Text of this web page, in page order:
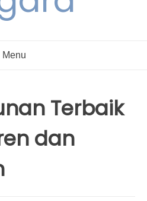
Menu
Terbaik
dan